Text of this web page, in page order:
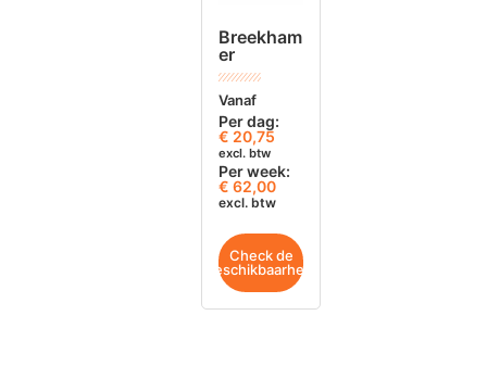
Breekham
er
Vanaf
Per dag:
€ 20,75
excl. btw
Per week:
€ 62,00
excl. btw
Check de
beschikbaarheid